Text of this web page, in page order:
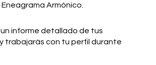
Armónico.
informe detallado de tus
trabajarás con tu perfil durante